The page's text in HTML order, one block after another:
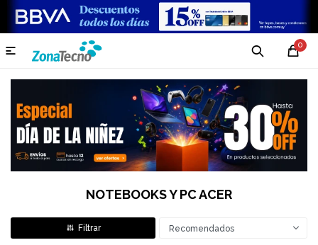
0

NOTEBOOKS Y PC ACER
Recomendados